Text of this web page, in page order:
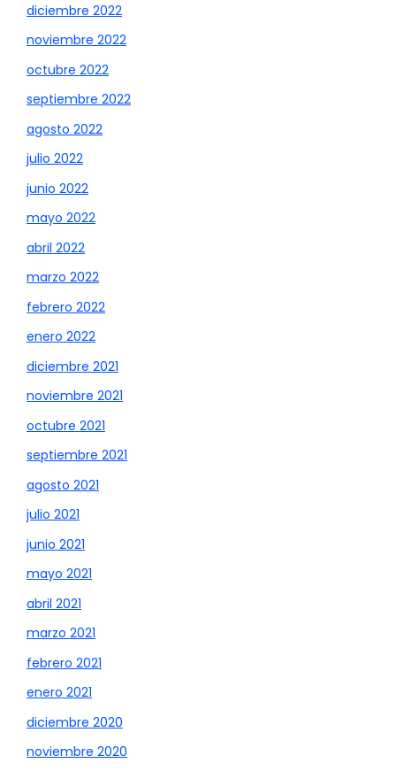
diciembre 2022
noviembre 2022
octubre 2022
septiembre 2022
agosto 2022
julio 2022
junio 2022
mayo 2022
abril 2022
marzo 2022
febrero 2022
enero 2022
diciembre 2021
noviembre 2021
octubre 2021
septiembre 2021
agosto 2021
julio 2021
junio 2021
mayo 2021
abril 2021
marzo 2021
febrero 2021
enero 2021
diciembre 2020
noviembre 2020